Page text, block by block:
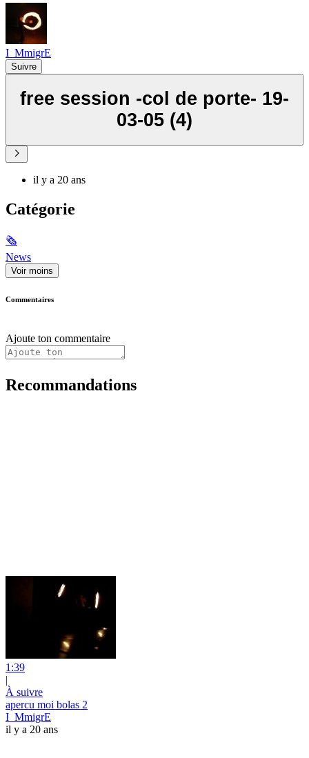
I_MmigrE
Suivre
free session -col de porte- 19-
03-05 (4)
il y a 20 ans
Catégorie
🗞
News
Voir moins
Commentaires
Ajoute ton commentaire
Recommandations
1:39
|
À suivre
apercu moi bolas 2
I_MmigrE
il y a 20 ans